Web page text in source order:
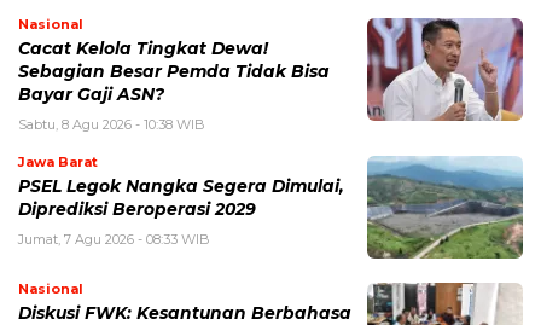
Nasional
Cacat Kelola Tingkat Dewa!
Sebagian Besar Pemda Tidak Bisa
Bayar Gaji ASN?
Sabtu, 8 Agu 2026 - 10:38 WIB
Jawa Barat
PSEL Legok Nangka Segera Dimulai,
Diprediksi Beroperasi 2029
Jumat, 7 Agu 2026 - 08:33 WIB
Nasional
Diskusi FWK: Kesantunan Berbahasa